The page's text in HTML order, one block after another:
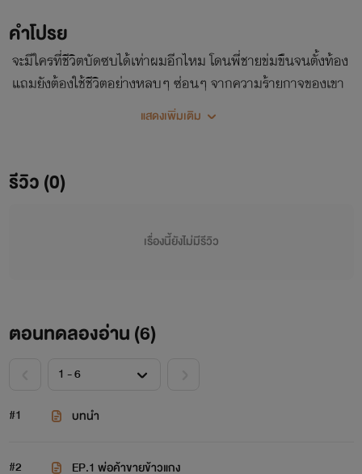
คำโปรย
จะมีใครที่ชีวิตบัดซบได้เท่าผมอีกไหม โดนพี่ชายข่มขืนจนตั้งท้อง
แถมยังต้องใช้ชีวิตอย่างหลบๆ ซ่อนๆ จากความร้ายกาจของเขา
แสดงเพิ่มเติม
รีวิว (0)
เรื่องนี้ยังไม่มีรีวิว
ตอนทดลองอ่าน (6)
#1 บทนำ
#2 EP.1 พ่อค้าขายข้าวแกง